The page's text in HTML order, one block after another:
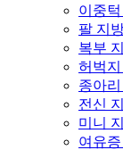
이중
팔 지
복부
허벅
종아
전신
미니
여유